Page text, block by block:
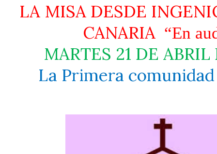
LA MISA DESDE
CANARIA “En
MARTES 21 DE
La Primera